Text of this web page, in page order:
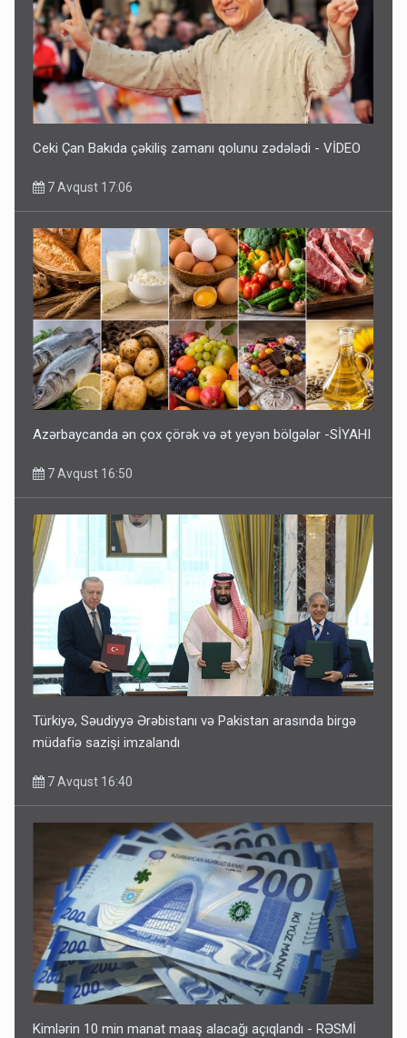
Ceki Çan Bakıda çəkiliş zamanı qolunu zədələdi - VİDEO
7 Avqust 17:06
Azərbaycanda ən çox çörək və ət yeyən bölgələr -SİYAHI
7 Avqust 16:50
Türkiyə, Səudiyyə Ərəbistanı və Pakistan arasında birgə
müdafiə sazişi imzalandı
7 Avqust 16:40
Kimlərin 10 min manat maaş alacağı açıqlandı - RƏSMİ